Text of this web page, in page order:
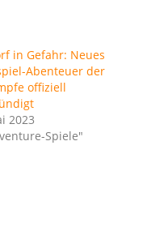
in Gefahr: Neues
Abenteuer der
offiziell
2023
Spiele"